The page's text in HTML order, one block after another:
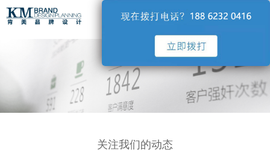
导航
关注我们的动态